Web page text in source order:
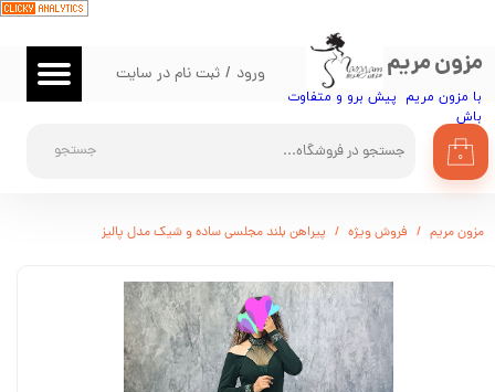
مزون مریم
با مزون مریم پیش برو و متفاوت
باش​​​​​​​
جستجو ۰
ورود / ثبت نام در سایت
حساب کاربری من
تغییر گذر واژه
سفارشات
مزون مریم فروش ویژه پیراهن بلند مجلسی ساده و شیک مدل پالیز